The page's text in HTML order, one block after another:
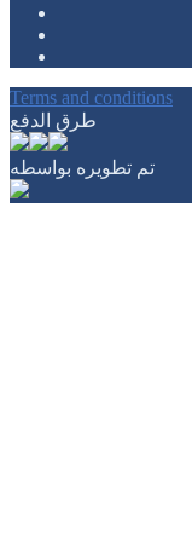
Terms and conditions
طرق الدفع
تم تطويره بواسطه